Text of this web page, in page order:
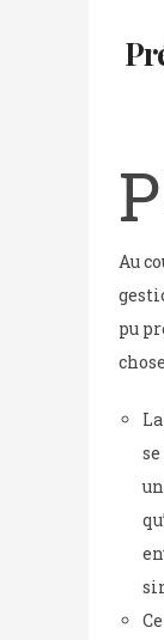
P
Au
pu